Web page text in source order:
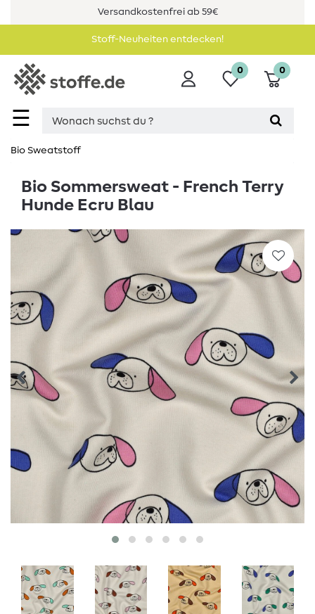
Versandkostenfrei ab 59€
Stoff-Neuheiten entdecken!
☰
0 0
Bio Sweatstoff
Bio Sommersweat - French Terry
Hunde Ecru Blau